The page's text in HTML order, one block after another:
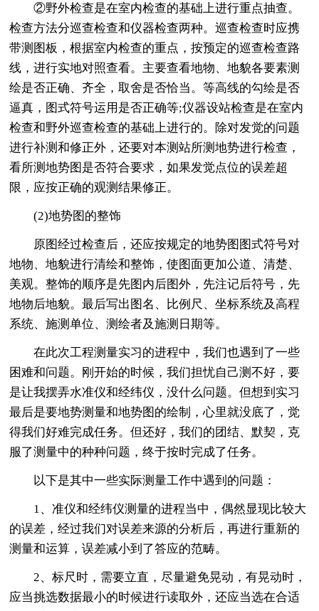
②野外检查是在室内检查的基础上进行重点抽查。
检查方法分巡查检查和仪器检查两种。巡查检查时应携
带测图板，根据室内检查的重点，按预定的巡查检查路
线，进行实地对照查看。主要查看地物、地貌各要素测
绘是否正确、齐全，取舍是否恰当。等高线的勾绘是否
逼真，图式符号运用是否正确等;仪器设站检查是在室内
检查和野外巡查检查的基础上进行的。除对发觉的问题
进行补测和修正外，还要对本测站所测地势进行检查，
看所测地势图是否符合要求，如果发觉点位的误差超
限，应按正确的观测结果修正。
(2)地势图的整饰
原图经过检查后，还应按规定的地势图图式符号对
地物、地貌进行清绘和整饰，使图面更加公道、清楚、
美观。整饰的顺序是先图内后图外，先注记后符号，先
地物后地貌。最后写出图名、比例尺、坐标系统及高程
系统、施测单位、测绘者及施测日期等。
在此次工程测量实习的进程中，我们也遇到了一些
困难和问题。刚开始的时候，我们担忧自己测不好，要
是让我摆弄水准仪和经纬仪，没什么问题。但想到实习
最后是要地势测量和地势图的绘制，心里就没底了，觉
得我们好难完成任务。但还好，我们的团结、默契，克
服了测量中的种种问题，终于按时完成了任务。
以下是其中一些实际测量工作中遇到的问题：
1、准仪和经纬仪测量的进程当中，偶然显现比较大
的误差，经过我们对误差来源的分析后，再进行重新的
测量和运算，误差减小到了答应的范畴。
2、标尺时，需要立直，尽量避免晃动，有晃动时，
应当挑选数据最小的时候进行读取外，还应当选在合适